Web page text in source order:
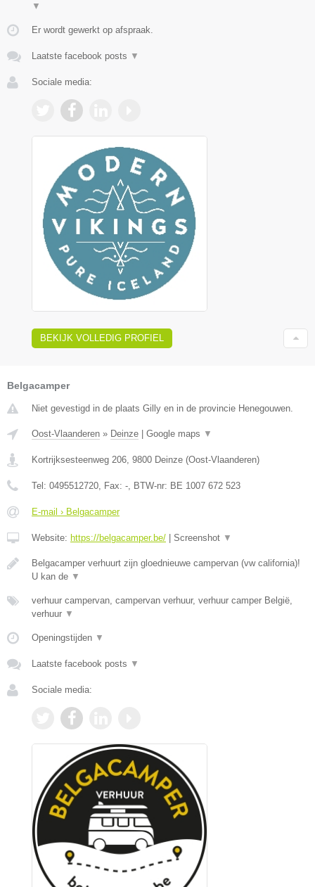
▼
Er wordt gewerkt op afspraak.
Laatste facebook posts ▼
Sociale media:
BEKIJK VOLLEDIG PROFIEL
Belgacamper
Niet gevestigd in de plaats Gilly en in de provincie Henegouwen.
Oost-Vlaanderen » Deinze Google maps ▼
Kortrijksesteenweg 206, 9800 Deinze (Oost-Vlaanderen)
Tel: 0495512720, Fax: -, BTW-nr: BE 1007 672 523
E-mail › Belgacamper
Website: https://belgacamper.be/ Screenshot ▼
Belgacamper verhuurt zijn gloednieuwe campervan (vw california)!
U kan de ▼
verhuur campervan, campervan verhuur, verhuur camper België,
verhuur ▼
Openingstijden ▼
Laatste facebook posts ▼
Sociale media: